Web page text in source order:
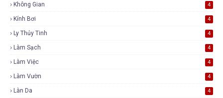
Không Gian 4
Kính Bơi 4
Ly Thủy Tinh 4
Làm Sạch 4
Làm Việc 4
Làm Vườn 4
Làn Da 4